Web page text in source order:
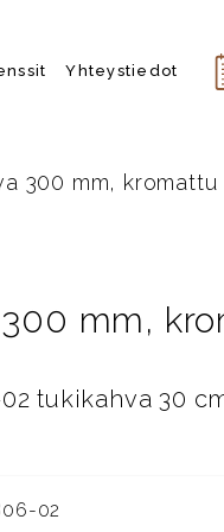
Yhteystiedot
300 mm, kromattu
mm,
tukikahva 30
02